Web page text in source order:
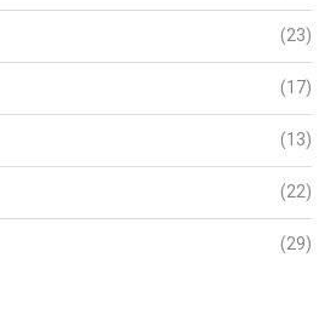
(23)
(17)
(13)
(22)
(29)